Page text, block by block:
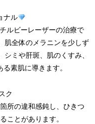
ナル
ルビーレーザーの治療で
肌全体のメラニンを少しず
ミや肝斑、肌のくすみ、
素肌に導きます。
ク
所の違和感鈍し、ひきつ
ことがあります。